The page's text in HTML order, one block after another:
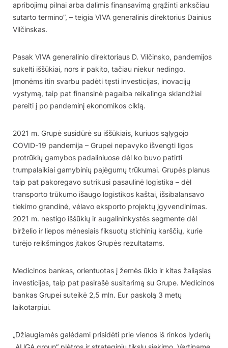
apribojimų pilnai arba dalimis finansavimą grąžinti anksčiau
sutarto termino”, – teigia VIVA generalinis direktorius Dainius
Vilčinskas.
Pasak VIVA generalinio direktoriaus D. Vilčinsko, pandemijos
sukelti iššūkiai, nors ir pakito, tačiau niekur nedingo.
Įmonėms itin svarbu padėti tęsti investicijas, inovacijų
vystymą, taip pat finansinė pagalba reikalinga sklandžiai
pereiti į po pandeminį ekonomikos ciklą.
2021 m. Grupė susidūrė su iššūkiais, kuriuos sąlygojo
COVID-19 pandemija – Grupei nepavyko išvengti ligos
protrūkių gamybos padaliniuose dėl ko buvo patirti
trumpalaikiai gamybinių pajėgumų trūkumai. Grupės planus
taip pat pakoregavo sutrikusi pasaulinė logistika – dėl
transporto trūkumo išaugo logistikos kaštai, išsibalansavo
tiekimo grandinė, vėlavo eksporto projektų įgyvendinimas.
2021 m. nestigo iššūkių ir augalininkystės segmente dėl
birželio ir liepos mėnesiais fiksuotų stichinių karščių, kurie
turėjo reikšmingos įtakos Grupės rezultatams.
Medicinos bankas, orientuotas į žemės ūkio ir kitas žaliąsias
investicijas, taip pat pasirašė susitarimą su Grupe. Medicinos
bankas Grupei suteikė 2,5 mln. Eur paskolą 3 metų
laikotarpiui.
„Džiaugiamės galėdami prisidėti prie vienos iš rinkos lyderių